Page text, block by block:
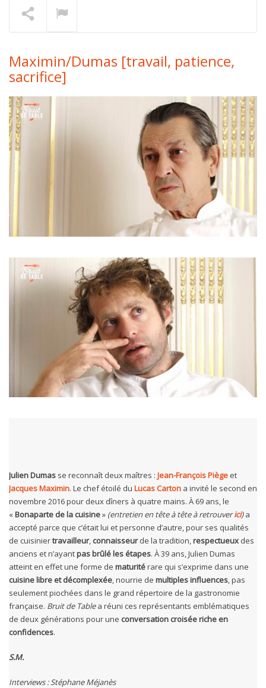
Maximin/Dumas [travail, patience,
sacrifice]
Julien Dumas se reconnaît deux maîtres : Jean-François Piège et
Jacques Maximin. Le chef étoilé du Lucas Carton a invité le second en
novembre 2016 pour deux dîners à quatre mains. À 69 ans, le
«Bonaparte de la cuisine» (entretien en tête à tête à retrouverici)a
accepté parce que c’était lui et personne d’autre, pour ses qualités
de cuisiniertravailleur, connaisseurde la tradition,respectueux des
anciens et n’ayantpas brûlé les étapes. À 39 ans, Julien Dumas
atteint en effet une forme de maturitérare qui s’exprime dans une
cuisine libre et décomplexée, nourrie de multiples influences, pas
seulement piochées dans le grand répertoire de la gastronomie
française. Bruit de Tablea réuni ces représentants emblématiques
de deux générations pour une conversation croisée riche en
confidences.
S.M.
Interviews : Stéphane Méjanès